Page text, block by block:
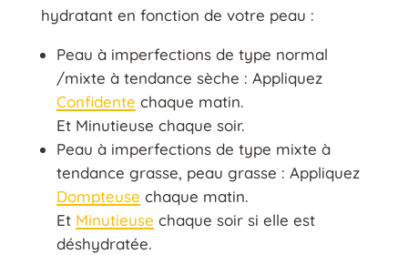
hydratant en fonction de votre peau :
Peau à imperfections de type normal
/mixte à tendance sèche : Appliquez
Confidente chaque matin.
Et Minutieuse chaque soir.
Peau à imperfections de type mixte à
tendance grasse, peau grasse : Appliquez
Dompteuse chaque matin.
Et Minutieuse chaque soir si elle est
déshydratée.